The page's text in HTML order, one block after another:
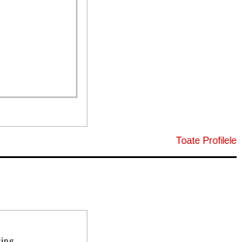
Toate Profilele